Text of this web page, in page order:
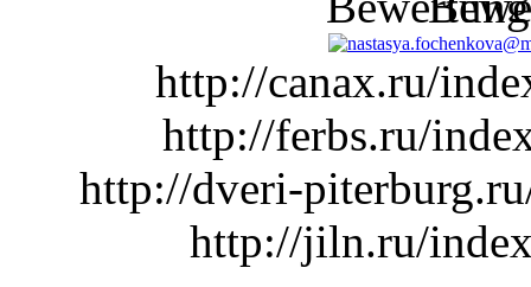
http://canax.ru/
http://ferbs.ru/
http://dveri-
http://jiln.ru/